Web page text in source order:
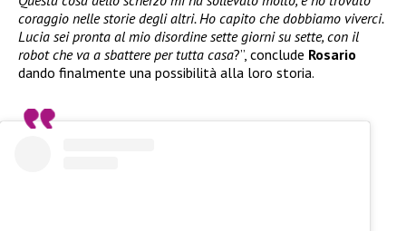
coraggio nelle storie degli altri. Ho capito che dobbiamo viverci.
Lucia sei pronta al mio disordine sette giorni su sette, con il
robot che va a sbattere per tutta casa?”, conclude Rosario
dando finalmente una possibilità alla loro storia.